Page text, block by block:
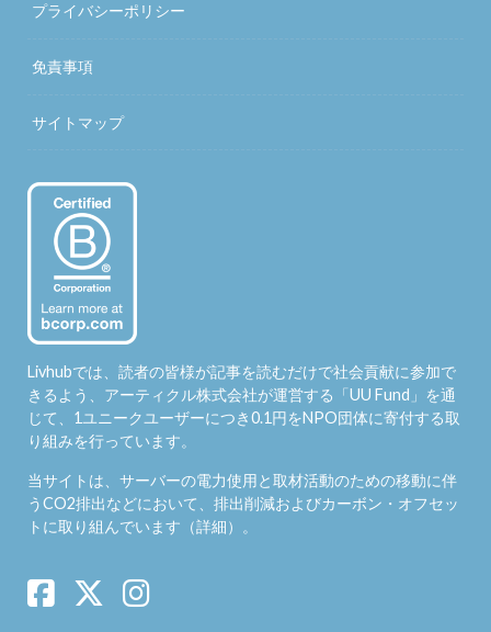
プライバシーポリシー
免責事項
サイトマップ
Livhubでは、読者の皆様が記事を読むだけで社会貢献に参加で
きるよう、アーティクル株式会社が運営する「UU Fund 」を通
じて、1ユニークユーザーにつき0.1円をNPO団体に寄付する取
り組みを行っています。
当サイトは、サーバーの電力使用と取材活動のための移動に伴
うCO2排出などにおいて、排出削減およびカーボン・オフセッ
トに取り組んでいます（詳細）。